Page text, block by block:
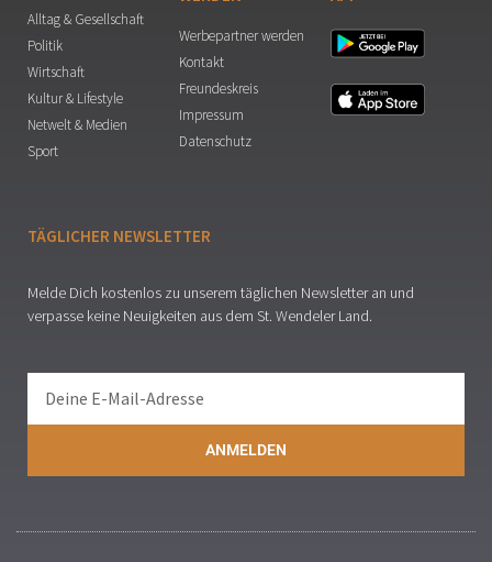
Alltag & Gesellschaft
Politik
Wirtschaft
Kultur & Lifestyle
Netwelt & Medien
Sport
Werbepartner werden
Kontakt
Freundeskreis
Impressum
Datenschutz
TÄGLICHER NEWSLETTER
Melde Dich kostenlos zu unserem täglichen Newsletter an und
verpasse keine Neuigkeiten aus dem St. Wendeler Land.
ANMELDEN